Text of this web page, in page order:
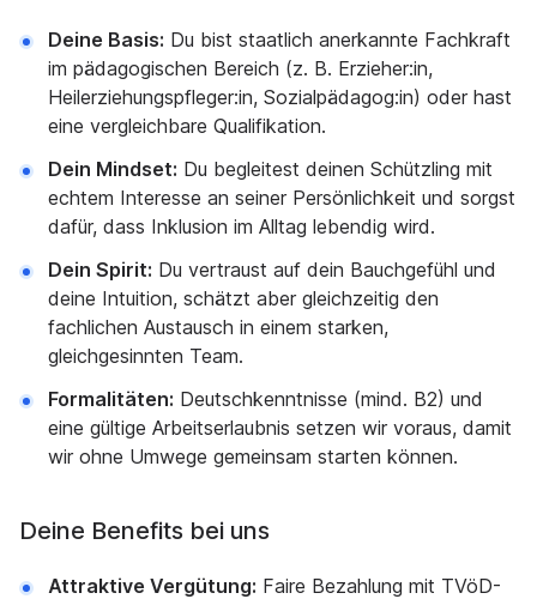
Deine Basis: Du bist staatlich anerkannte Fachkraft
im pädagogischen Bereich (z. B. Erzieher:in,
Heilerziehungspfleger:in, Sozialpädagog:in) oder hast
eine vergleichbare Qualifikation.
Dein Mindset: Du begleitest deinen Schützling mit
echtem Interesse an seiner Persönlichkeit und sorgst
dafür, dass Inklusion im Alltag lebendig wird.
Dein Spirit: Du vertraust auf dein Bauchgefühl und
deine Intuition, schätzt aber gleichzeitig den
fachlichen Austausch in einem starken,
gleichgesinnten Team.
Formalitäten: Deutschkenntnisse (mind. B2) und
eine gültige Arbeitserlaubnis setzen wir voraus, damit
wir ohne Umwege gemeinsam starten können.
Deine Benefits bei uns
Attraktive Vergütung: Faire Bezahlung mit TVöD-